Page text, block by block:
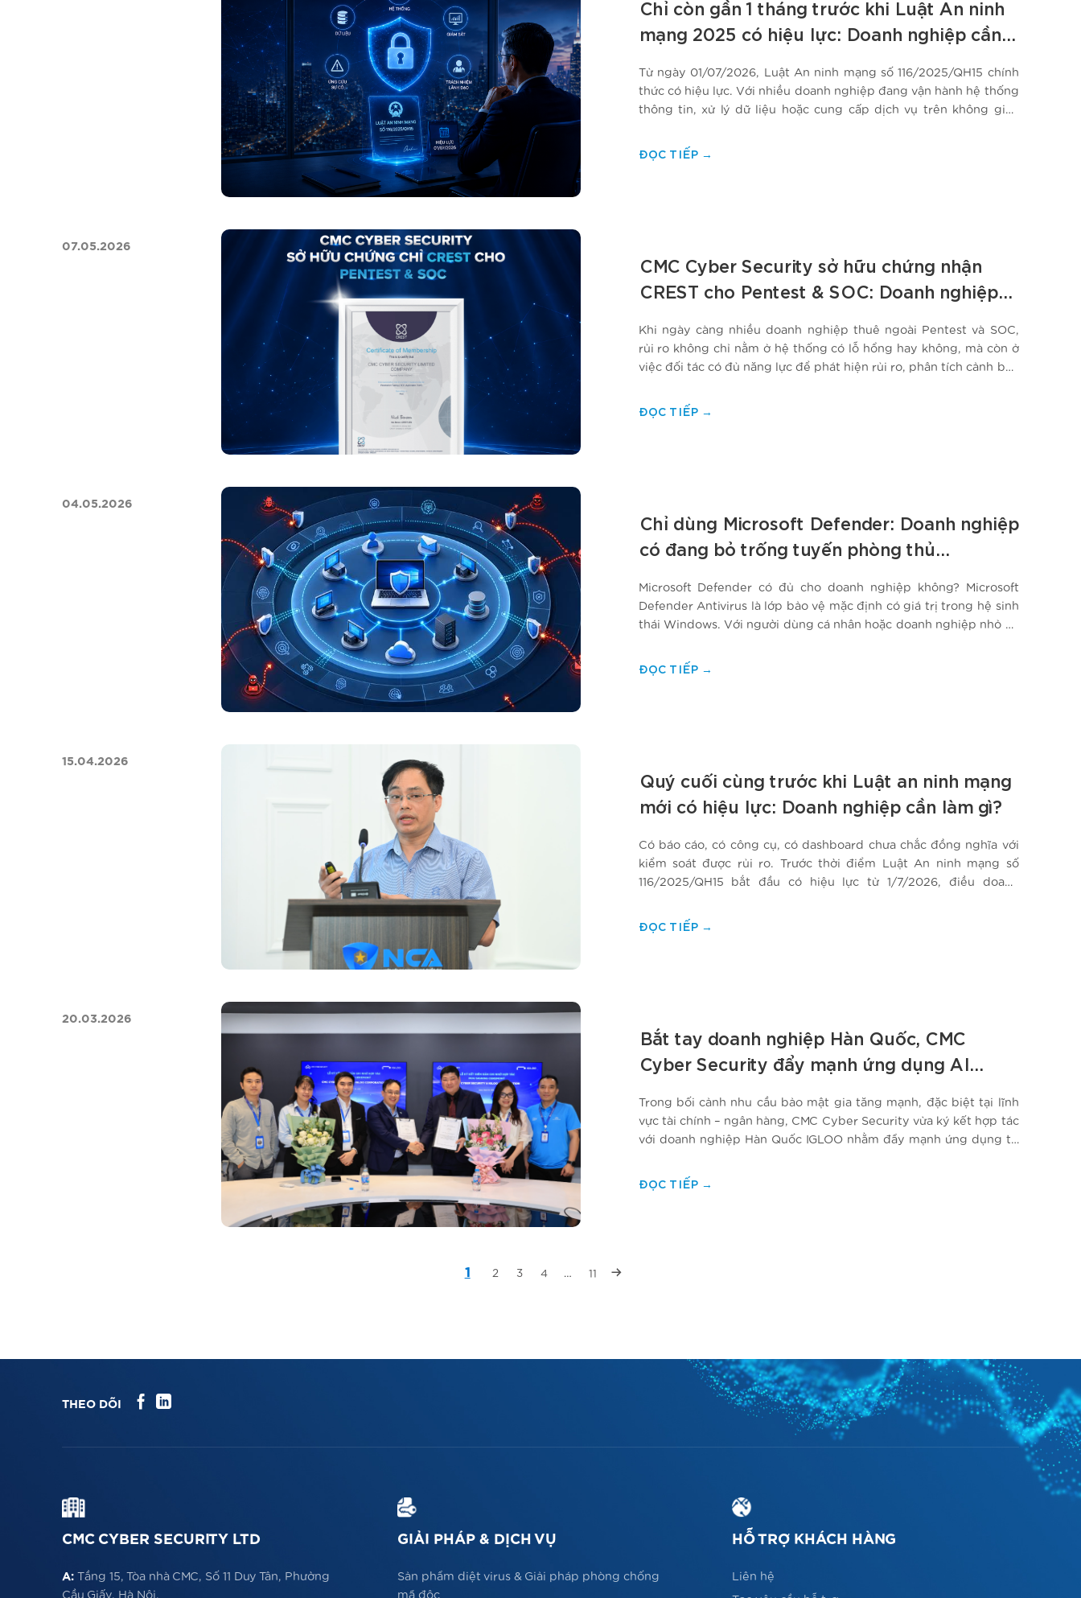
Chỉ còn gần 1 tháng trước khi Luật An ninh
mạng 2025 có hiệu lực: Doanh nghiệp cần
Từ ngày 01/07/2026, Luật An ninh mạng số 116/2025/QH15 chính
thức có hiệu lực. Với nhiều doanh nghiệp đang vận hành hệ thống
thông tin, xử lý dữ liệu hoặc cung cấp dịch vụ trên không gian
toán quản trị…
ĐỌC TIẾP →
07.05.2026
CMC Cyber Security sở hữu chứng nhận
CREST cho Pentest & SOC: Doanh nghiệp
Khi ngày càng nhiều doanh nghiệp thuê ngoài Pentest và SOC,
rủi ro không chỉ nằm ở hệ thống có lỗ hổng hay không, mà còn ở
việc đối tác có đủ năng lực để phát hiện rủi ro, phân tích cảnh báo
ĐỌC TIẾP →
04.05.2026
Chỉ dùng Microsoft Defender: Doanh nghiệp
có đang bỏ trống tuyến phòng thủ
Microsoft Defender có đủ cho doanh nghiệp không? Microsoft
Defender Antivirus là lớp bảo vệ mặc định có giá trị trong hệ sinh
thái Windows. Với người dùng cá nhân hoặc doanh nghiệp nhỏ có
nhu cầu nền tảng như quét mã…
ĐỌC TIẾP →
15.04.2026
Quý cuối cùng trước khi Luật an ninh mạng
mới có hiệu lực: Doanh nghiệp cần làm gì?
Có báo cáo, có công cụ, có dashboard chưa chắc đồng nghĩa với
kiểm soát được rủi ro. Trước thời điểm Luật An ninh mạng số
116/2025/QH15 bắt đầu có hiệu lực từ 1/7/2026, điều doanh
đúng điểm yếu nào…
ĐỌC TIẾP →
20.03.2026
Bắt tay doanh nghiệp Hàn Quốc, CMC
Cyber Security đẩy mạnh ứng dụng AI
Trong bối cảnh nhu cầu bảo mật gia tăng mạnh, đặc biệt tại lĩnh
vực tài chính – ngân hàng, CMC Cyber Security vừa ký kết hợp tác
với doanh nghiệp Hàn Quốc IGLOO nhằm đẩy mạnh ứng dụng trí
ĐỌC TIẾP →
1 2 3 4 … 11
THEO DÕI
CMC CYBER SECURITY LTD
A: Tầng 15, Tòa nhà CMC, Số 11 Duy Tân, Phường
Cầu Giấy, Hà Nội.
GIẢI PHÁP & DỊCH VỤ
Sản phẩm diệt virus & Giải pháp phòng chống
mã độc
HỖ TRỢ KHÁCH HÀNG
Liên hệ